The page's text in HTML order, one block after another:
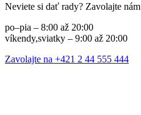
Neviete si dať rady? Zavolajte nám
po–pia – 8:00 až 20:00
víkendy,sviatky – 9:00 až 20:00
Zavolajte na +421 2 44 555 444